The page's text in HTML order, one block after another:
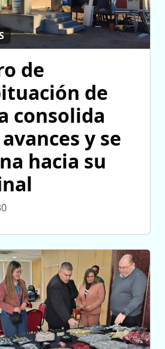
de
de
consolida
y se
hacia su